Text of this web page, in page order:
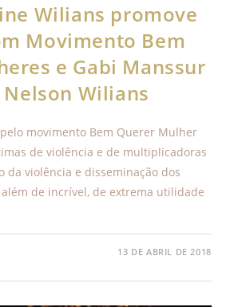
Wilians promove
Movimento Bem
e Gabi Manssur
Wilians
movimento Bem Querer Mulher
de violência e de multiplicadoras
da violência e disseminação dos
de incrível, de extrema utilidade
13 DE ABRIL DE 2018